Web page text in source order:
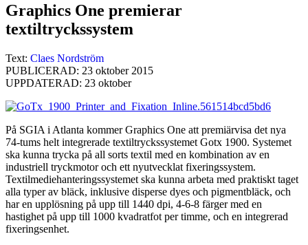
Graphics One premierar
textiltryckssystem
Text: Claes Nordström
PUBLICERAD: 23 oktober 2015
UPPDATERAD: 23 oktober
På SGIA i Atlanta kommer Graphics One att premiärvisa det nya
74-tums helt integrerade textiltryckssystemet Gotx 1900. Systemet
ska kunna trycka på all sorts textil med en kombination av en
industriell tryckmotor och ett nyutvecklat fixeringssystem.
Textilmediehanteringssystemet ska kunna arbeta med praktiskt taget
alla typer av bläck, inklusive disperse dyes och pigmentbläck, och
har en upplösning på upp till 1440 dpi, 4-6-8 färger med en
hastighet på upp till 1000 kvadratfot per timme, och en integrerad
fixeringsenhet.